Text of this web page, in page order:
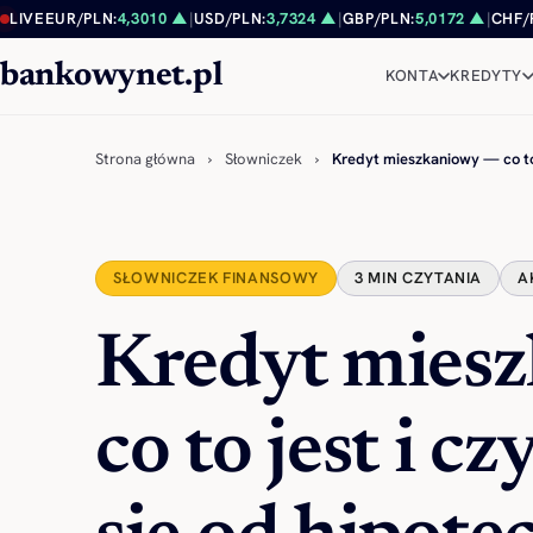
Przejdź do treści
LIVEEUR/PLN:4,3010 ▲|USD/PLN:3,7324 ▲|GBP/PLN:5,0172 ▲|CHF/
bankowynet.pl KONTA KREDYTY
Strona główna › Słowniczek › Kredyt mieszkaniowy — co
SŁOWNICZEK FINANSOWY 3 MIN CZYTANIA
Kredyt
co to jest i